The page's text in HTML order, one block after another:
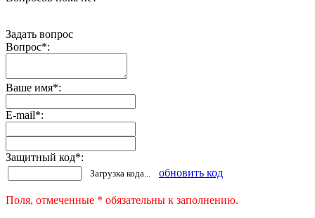
Задать вопрос
Вопрос*:
Ваше имя*:
E-mail*:
Защитный код*:
Загрузка кода... обновить код
Поля, отмеченные * обязательны к заполнению.